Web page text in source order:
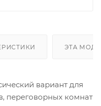
ЭТА
вариант для
переговорных комнат